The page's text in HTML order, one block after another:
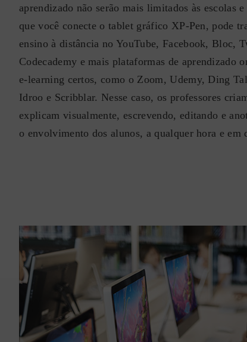
aprendizado não serão mais limitados às escolas
que você conecte o tablet gráfico XP-Pen, pode
ensino à distância no YouTube, Facebook, Bloc,
Codecademy e mais plataformas de aprendizado
e-learning certos, como o Zoom, Udemy, Ding
Idroo e Scribblar. Nesse caso, os professores
explicam visualmente, escrevendo, editando e
o envolvimento dos alunos, a qualquer hora e em